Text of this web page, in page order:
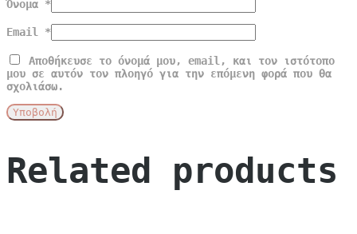
Όνομα *
Email *
Αποθήκευσε το όνομά μου, email, και τον ιστότοπο
μου σε αυτόν τον πλοηγό για την επόμενη φορά που θα
σχολιάσω.
Related products